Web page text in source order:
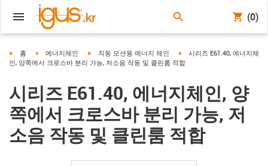
(0)
igus-icon-arrow-right
홈 igus-icon-arrow-right
에너지체인 igus-icon-arrow-right
직동 모션용 에너지 체인 igus-icon-arrow-right
시리즈 E61.40, 에너지체
인, 양쪽에서 크로스바 분리 가능, 저소음 작동 및 클린룸 적합
시리즈 E61.40, 에너지체인, 양
쪽에서 크로스바 분리 가능, 저
소음 작동 및 클린룸 적합